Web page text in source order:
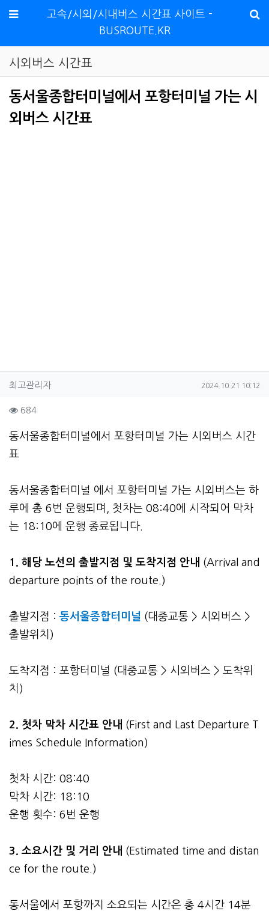
메뉴
고속/시외/시내버스 시간표 사이트 -
BUSROUTE.KR
시외버스 시간표
동서울종합터미널에서 포항터미널 가는 시
외버스 시간표
작성자 정보
최고관리자작성 작성일
2024.10.21 10:12
컨텐츠 정보
684
본문
동서울종합터미널에서 포항터미널 가는 시외버스 시간
표
동서울종합터미널 에서 포항터미널 가는 시외버스는 하
루에 총 6번 운행되며, 첫차는 08:40에 시작되어 막차
는 18:10에 운행 종료됩니다.
1. 해당 노선의 출발지점 및 도착지점 안내 (Arrival and
departure points of the route.)
출발지점 : 동서울종합터미널 (대중교통 > 시외버스 >
출발위치)
도착지점 : 포항터미널 (대중교통 > 시외버스 > 도착위
치)
2. 첫차 막차 시간표 안내 (First and Last Departure T
imes Schedule Information)
첫차 시간: 08:40
막차 시간: 18:10
운행 횟수: 6번 운행
3. 소요시간 및 거리 안내 (Estimated time and distan
ce for the route.)
동서울에서 포항까지 소요되는 시간은 총 4시간 14분